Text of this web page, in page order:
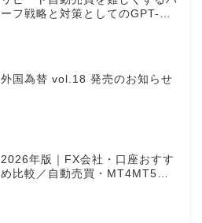
ーフ戦略と対策としてのGPT-
外国為替 vol.18 発売のお知らせ
2026年版｜FX会社・口座おすす
め比較／自動売買・MT4MT5対